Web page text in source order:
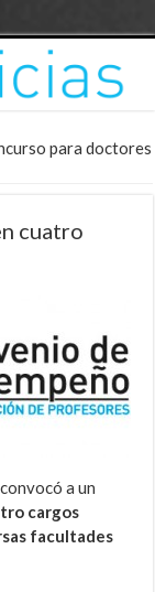
para doctores
cuatro
a un
cargos
facultades